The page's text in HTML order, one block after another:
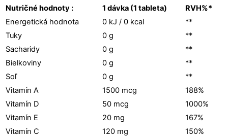
Nutričné hodnoty :
1 dávka (1 tableta)
RVH%*
Energetická hodnota
0 kJ / 0 kcal
**
Tuky
0 g
**
Sacharidy
0 g
**
Bielkoviny
0 g
**
Soľ
0 g
**
Vitamín A
1500 mcg
188%
Vitamín D
50 mcg
1000%
Vitamín E
20 mg
167%
Vitamín C
120 mg
150%